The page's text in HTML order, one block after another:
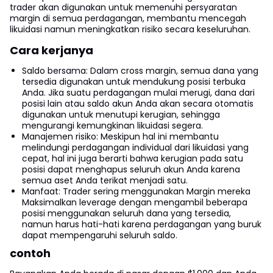
trader akan digunakan untuk memenuhi persyaratan
margin di semua perdagangan, membantu mencegah
likuidasi namun meningkatkan risiko secara keseluruhan.
Cara kerjanya
Saldo bersama: Dalam cross margin, semua dana yang
tersedia digunakan untuk mendukung posisi terbuka
Anda. Jika suatu perdagangan mulai merugi, dana dari
posisi lain atau saldo akun Anda akan secara otomatis
digunakan untuk menutupi kerugian, sehingga
mengurangi kemungkinan likuidasi segera.
Manajemen risiko: Meskipun hal ini membantu
melindungi perdagangan individual dari likuidasi yang
cepat, hal ini juga berarti bahwa kerugian pada satu
posisi dapat menghapus seluruh akun Anda karena
semua aset Anda terikat menjadi satu.
Manfaat: Trader sering menggunakan Margin mereka
Maksimalkan leverage dengan mengambil beberapa
posisi menggunakan seluruh dana yang tersedia,
namun harus hati-hati karena perdagangan yang buruk
dapat mempengaruhi seluruh saldo.
contoh